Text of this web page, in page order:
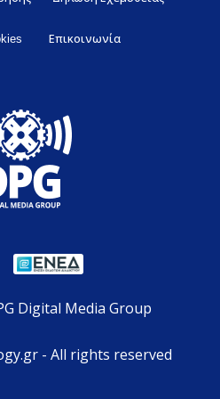
Επικοινωνία
Digital Media Group
- All rights reserved